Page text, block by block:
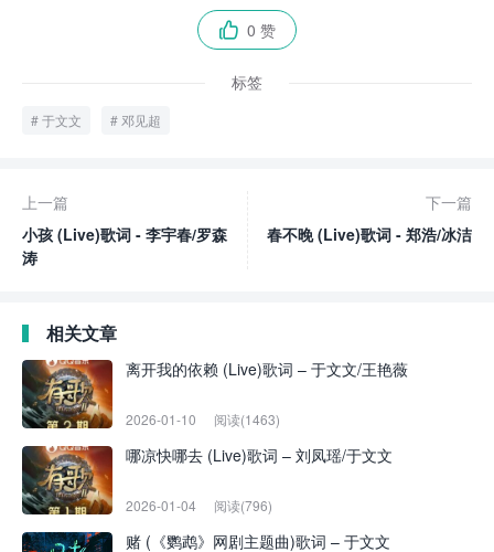
 0 赞
标签
于文文 邓见超
上一篇
小孩 (Live)歌词 - 李宇春/罗森
涛
下一篇
春不晚 (Live)歌词 - 郑浩/冰洁
相关文章
离开我的依赖 (Live)歌词 – 于文文/王艳薇
2026-01-10 阅读(1463)
哪凉快哪去 (Live)歌词 – 刘凤瑶/于文文
2026-01-04 阅读(796)
赌 (《鹦鹉》网剧主题曲)歌词 – 于文文